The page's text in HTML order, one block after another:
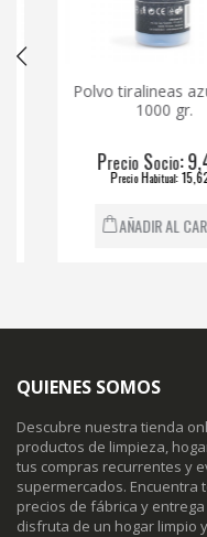
Polvo tiralineas azul
1000 gr.
recioSocio:
recioHabitual: 15,62€
AÑADIR AL
QUIENES SOMOS
Descubre nuestra tienda
productos de limpieza,
tus compras recurrentes y
supermercados. Encuentra
precios de fábrica y
disfruta de un hogar limpio